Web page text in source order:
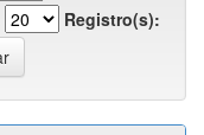
Registro(s):